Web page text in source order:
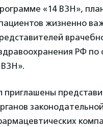
«14 ВЗН»,
жизненно
РФ
приглашены